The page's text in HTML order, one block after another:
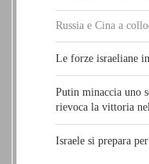
Russia e Cina a
Le forze israeliane
Putin minaccia uno
rievoca la vittoria
Israele si prepara